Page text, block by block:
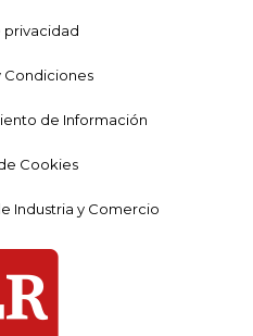
privacidad
Condiciones
de Información
Cookies
Industria y Comercio